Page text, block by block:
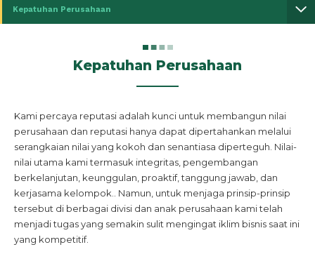
Kepatuhan Perusahaan
Kepatuhan Perusahaan
Kami percaya reputasi adalah kunci untuk membangun nilai
perusahaan dan reputasi hanya dapat dipertahankan melalui
serangkaian nilai yang kokoh dan senantiasa diperteguh. Nilai-
nilai utama kami termasuk integritas, pengembangan
berkelanjutan, keunggulan, proaktif, tanggung jawab, dan
kerjasama kelompok.. Namun, untuk menjaga prinsip-prinsip
tersebut di berbagai divisi dan anak perusahaan kami telah
menjadi tugas yang semakin sulit mengingat iklim bisnis saat ini
yang kompetitif.